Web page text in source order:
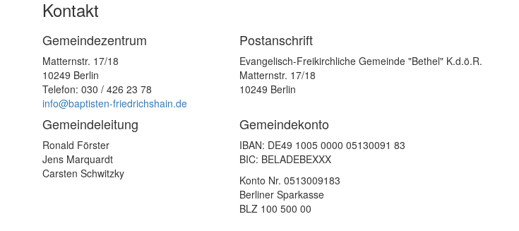
Kontakt
Gemeindezentrum
Matternstr. 17/18
10249 Berlin
Telefon: 030 / 426 23 78
info@baptisten-friedrichshain.de
Postanschrift
Evangelisch-Freikirchliche Gemeinde "Bethel" K.d.ö.R.
Matternstr. 17/18
10249 Berlin
Gemeindeleitung
Ronald Förster
Jens Marquardt
Carsten Schwitzky
Gemeindekonto
IBAN: DE49 1005 0000 05130091 83
BIC: BELADEBEXXX
Konto Nr. 0513009183
Berliner Sparkasse
BLZ 100 500 00